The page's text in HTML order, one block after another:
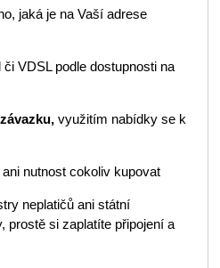
jaká je na Vaší adrese
VDSL podle dostupnosti na
využitím nabídky se k
nutnost cokoliv kupovat
neplatičů ani státní
prostě si zaplatíte připojení a